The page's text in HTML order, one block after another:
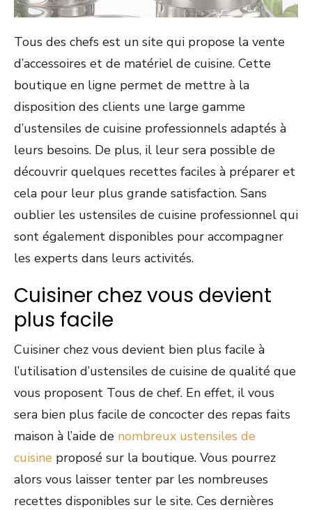
Tous des chefs est un site qui propose la vente
d’accessoires et de matériel de cuisine. Cette
boutique en ligne permet de mettre à la
disposition des clients une large gamme
d’ustensiles de cuisine professionnels adaptés à
leurs besoins. De plus, il leur sera possible de
découvrir quelques recettes faciles à préparer et
cela pour leur plus grande satisfaction. Sans
oublier les ustensiles de cuisine professionnel qui
sont également disponibles pour accompagner
les experts dans leurs activités.
Cuisiner chez vous devient
plus facile
Cuisiner chez vous devient bien plus facile à
l’utilisation d’ustensiles de cuisine de qualité que
vous proposent Tous de chef. En effet, il vous
sera bien plus facile de concocter des repas faits
maison à l’aide de nombreux ustensiles de
cuisine proposé sur la boutique. Vous pourrez
alors vous laisser tenter par les nombreuses
recettes disponibles sur le site. Ces dernières